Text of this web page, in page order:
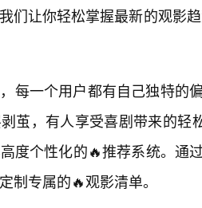
们让你轻松掌握最新的观影
每一个用户都有自己独特的
茧，有人享受喜剧带来的轻
度个性化的🔥推荐系统。通
制专属的🔥观影清单。